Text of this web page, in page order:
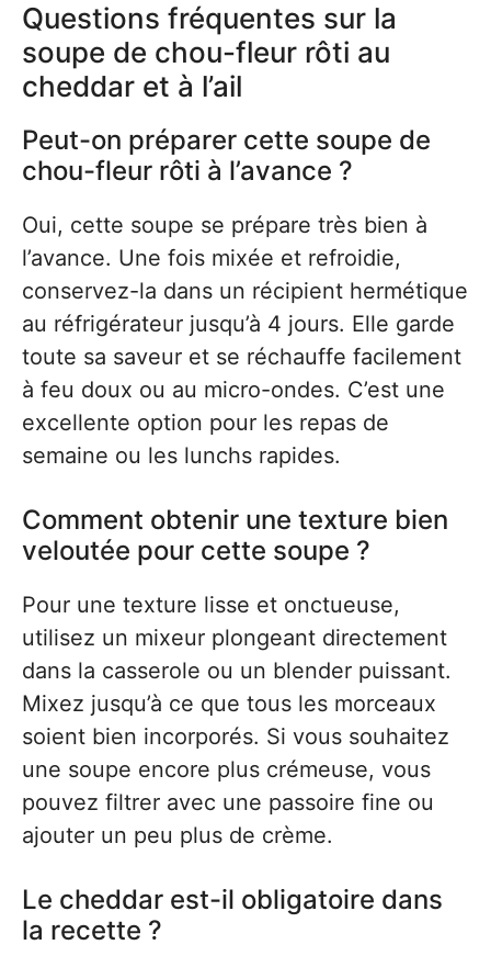
Questions fréquentes sur la
soupe de chou-fleur rôti au
cheddar et à l’ail
Peut-on préparer cette soupe de
chou-fleur rôti à l’avance ?
Oui, cette soupe se prépare très bien à
l’avance. Une fois mixée et refroidie,
conservez-la dans un récipient hermétique
au réfrigérateur jusqu’à 4 jours. Elle garde
toute sa saveur et se réchauffe facilement
à feu doux ou au micro-ondes. C’est une
excellente option pour les repas de
semaine ou les lunchs rapides.
Comment obtenir une texture bien
veloutée pour cette soupe ?
Pour une texture lisse et onctueuse,
utilisez un mixeur plongeant directement
dans la casserole ou un blender puissant.
Mixez jusqu’à ce que tous les morceaux
soient bien incorporés. Si vous souhaitez
une soupe encore plus crémeuse, vous
pouvez filtrer avec une passoire fine ou
ajouter un peu plus de crème.
Le cheddar est-il obligatoire dans
la recette ?